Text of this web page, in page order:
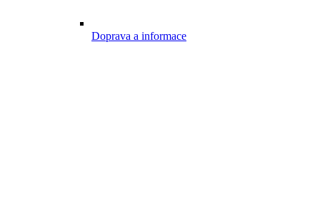
Doprava a informace